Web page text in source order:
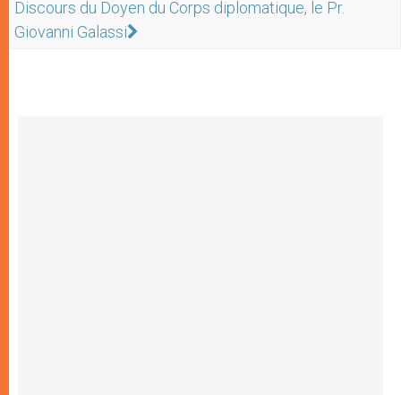
Discours du Doyen du Corps diplomatique, le Pr.
Giovanni Galassi